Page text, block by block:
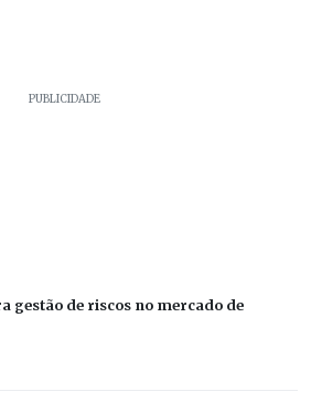
PUBLICIDADE
gestão de riscos no mercado de